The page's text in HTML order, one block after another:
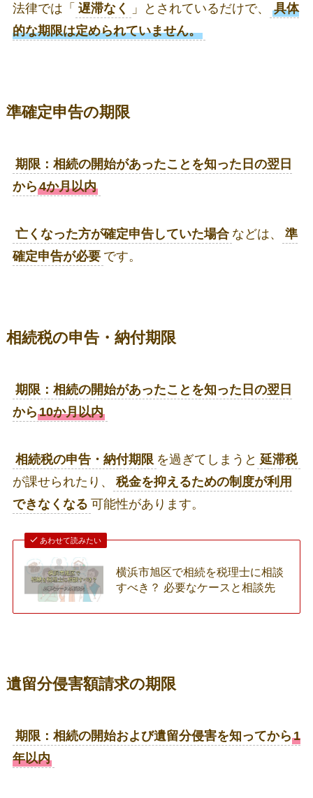
法律では「 遅滞なく 」とされているだけで、
具体
的な期限は定められていません。
準確定申告の期限
期限：相続の開始があったことを知った日の翌日
から4か月以内
亡くなった方が確定申告していた場合 などは、
準
確定申告が必要 です。
相続税の申告・納付期限
期限：相続の開始があったことを知った日の翌日
から10か月以内
相続税の申告・納付期限 を過ぎてしまうと 延滞税
が課せられたり、
税金を抑えるための制度が利用
できなくなる 可能性があります。
あわせて読みたい
横浜市旭区で相続を税理士に相談
すべき？ 必要なケースと相談先
遺留分侵害額請求の期限
期限：相続の開始および遺留分侵害を知ってから1
年以内